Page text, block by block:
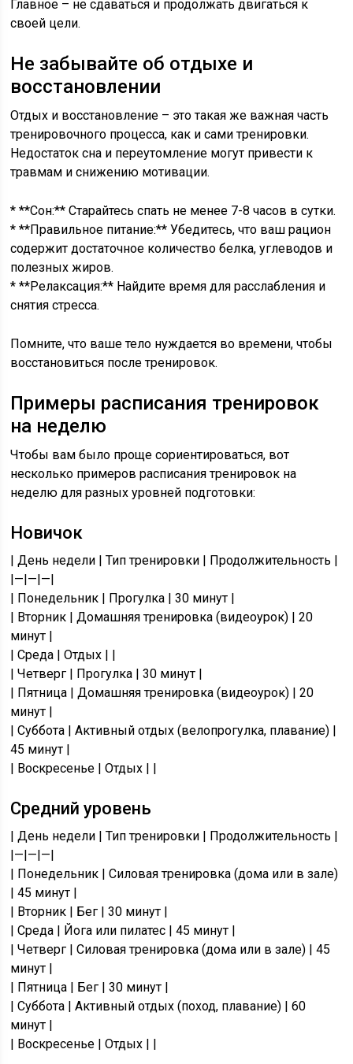
Главное – не сдаваться и продолжать двигаться к
своей цели.
Не забывайте об отдыхе и
восстановлении
Отдых и восстановление – это такая же важная часть
тренировочного процесса, как и сами тренировки.
Недостаток сна и переутомление могут привести к
травмам и снижению мотивации.
* **Сон:** Старайтесь спать не менее 7-8 часов в сутки.
* **Правильное питание:** Убедитесь, что ваш рацион
содержит достаточное количество белка, углеводов и
полезных жиров.
* **Релаксация:** Найдите время для расслабления и
снятия стресса.
Помните, что ваше тело нуждается во времени, чтобы
восстановиться после тренировок.
Примеры расписания тренировок
на неделю
Чтобы вам было проще сориентироваться, вот
несколько примеров расписания тренировок на
неделю для разных уровней подготовки:
Новичок
| День недели | Тип тренировки | Продолжительность |
|—|—|—|
| Понедельник | Прогулка | 30 минут |
| Вторник | Домашняя тренировка (видеоурок) | 20
минут |
| Среда | Отдых | |
| Четверг | Прогулка | 30 минут |
| Пятница | Домашняя тренировка (видеоурок) | 20
минут |
| Суббота | Активный отдых (велопрогулка, плавание) |
45 минут |
| Воскресенье | Отдых | |
Средний уровень
| День недели | Тип тренировки | Продолжительность |
|—|—|—|
| Понедельник | Силовая тренировка (дома или в зале)
| 45 минут |
| Вторник | Бег | 30 минут |
| Среда | Йога или пилатес | 45 минут |
| Четверг | Силовая тренировка (дома или в зале) | 45
минут |
| Пятница | Бег | 30 минут |
| Суббота | Активный отдых (поход, плавание) | 60
минут |
| Воскресенье | Отдых | |